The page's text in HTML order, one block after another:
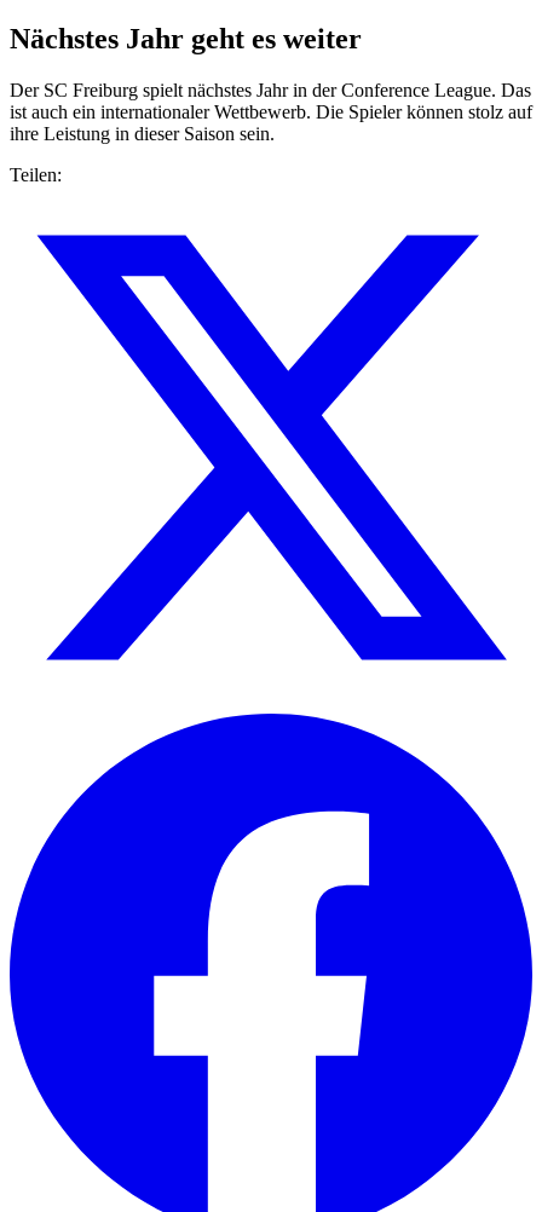
Nächstes Jahr geht es weiter
Der SC Freiburg spielt nächstes Jahr in der Conference League. Das
ist auch ein internationaler Wettbewerb. Die Spieler können stolz auf
ihre Leistung in dieser Saison sein.
Teilen: